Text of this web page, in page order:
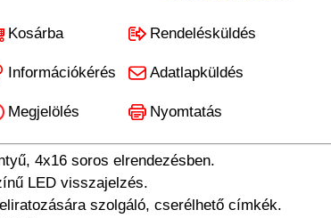
Kosárba Rendelésküldés
Információkérés Adatlapküldés
Megjelölés Nyomtatás
4x16 soros elrendezésben.
LED visszajelzés.
szolgáló, cserélhető címkék.